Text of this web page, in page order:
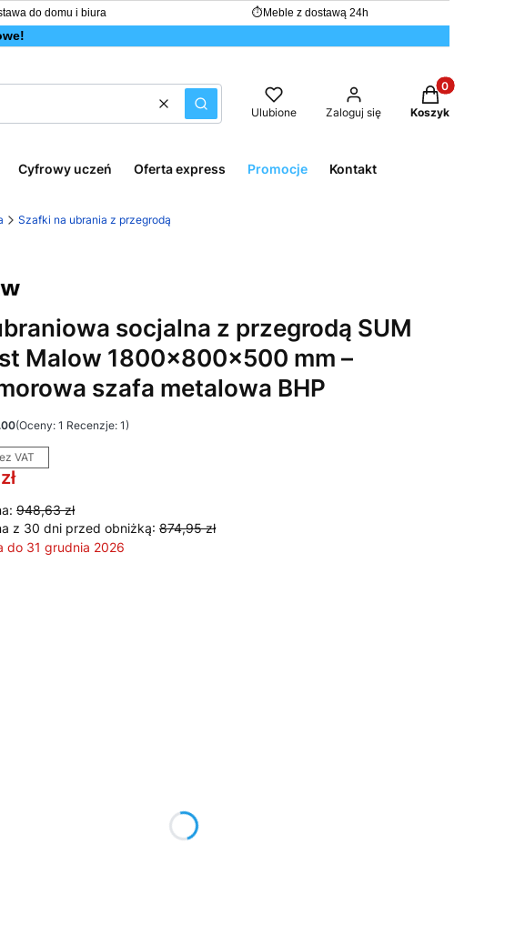
do domu i biura ⏱ Meble z dostawą 24h
WyczyśćSzukaj Ulubione Zaloguj się
Produkty w
Koszyk
Cyfrowy uczeń Oferta express Promocje Kontakt
Szafki na ubrania z przegrodą
socjalna z przegrodą SUM
Malow 1800x800x500 mm –
szafa metalowa BHP
(Oceny: 1 Recenzje: 1)
VAT
948,63 zł
z 30 dni przed obniżką: 874,95 zł
do 31 grudnia 2026